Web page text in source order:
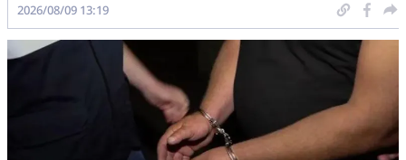
2026/08/09 13:19